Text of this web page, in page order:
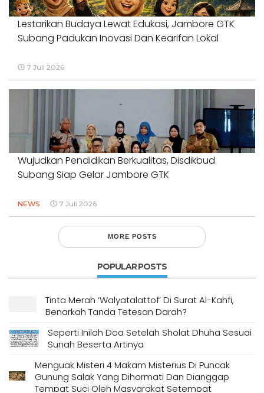
Lestarikan Budaya Lewat Edukasi, Jambore GTK
Subang Padukan Inovasi Dan Kearifan Lokal
7 Juli 2026
Wujudkan Pendidikan Berkualitas, Disdikbud
Subang Siap Gelar Jambore GTK
NEWS 7 Juli 2026
MORE POSTS
POPULAR POSTS
Tinta Merah ‘Walyatalattof’ Di Surat Al-Kahfi,
Benarkah Tanda Tetesan Darah?
Seperti Inilah Doa Setelah Sholat Dhuha Sesuai
Sunah Beserta Artinya
Menguak Misteri 4 Makam Misterius Di Puncak
Gunung Salak Yang Dihormati Dan Dianggap
Tempat Suci Oleh Masyarakat Setempat